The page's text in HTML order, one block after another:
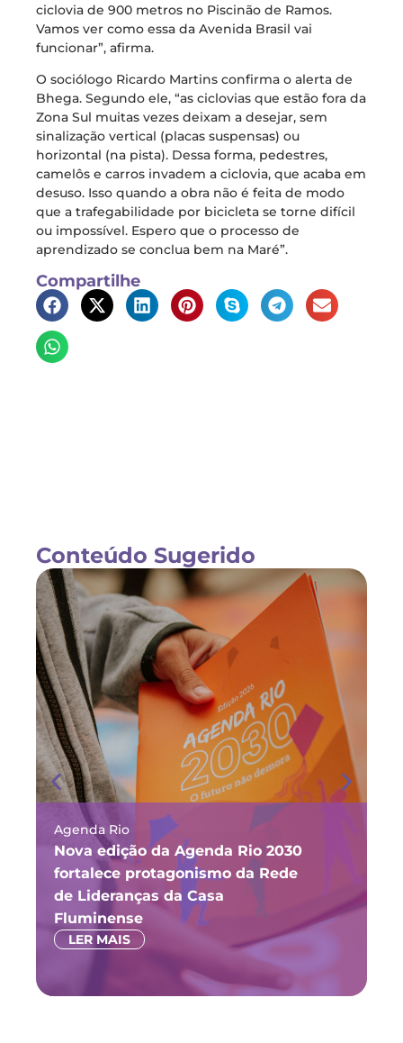
ciclovia de 900 metros no Piscinão de Ramos.
Vamos ver como essa da Avenida Brasil vai
funcionar”, afirma.
O sociólogo Ricardo Martins confirma o alerta de
Bhega. Segundo ele, “as ciclovias que estão fora da
Zona Sul muitas vezes deixam a desejar, sem
sinalização vertical (placas suspensas) ou
horizontal (na pista). Dessa forma, pedestres,
camelôs e carros invadem a ciclovia, que acaba em
desuso. Isso quando a obra não é feita de modo
que a trafegabilidade por bicicleta se torne difícil
ou impossível. Espero que o processo de
aprendizado se conclua bem na Maré”.
Compartilhe
Conteúdo Sugerido
Agenda Rio
Nova edição da Agenda Rio 2030
fortalece protagonismo da Rede
de Lideranças da Casa
Fluminense
LER MAIS